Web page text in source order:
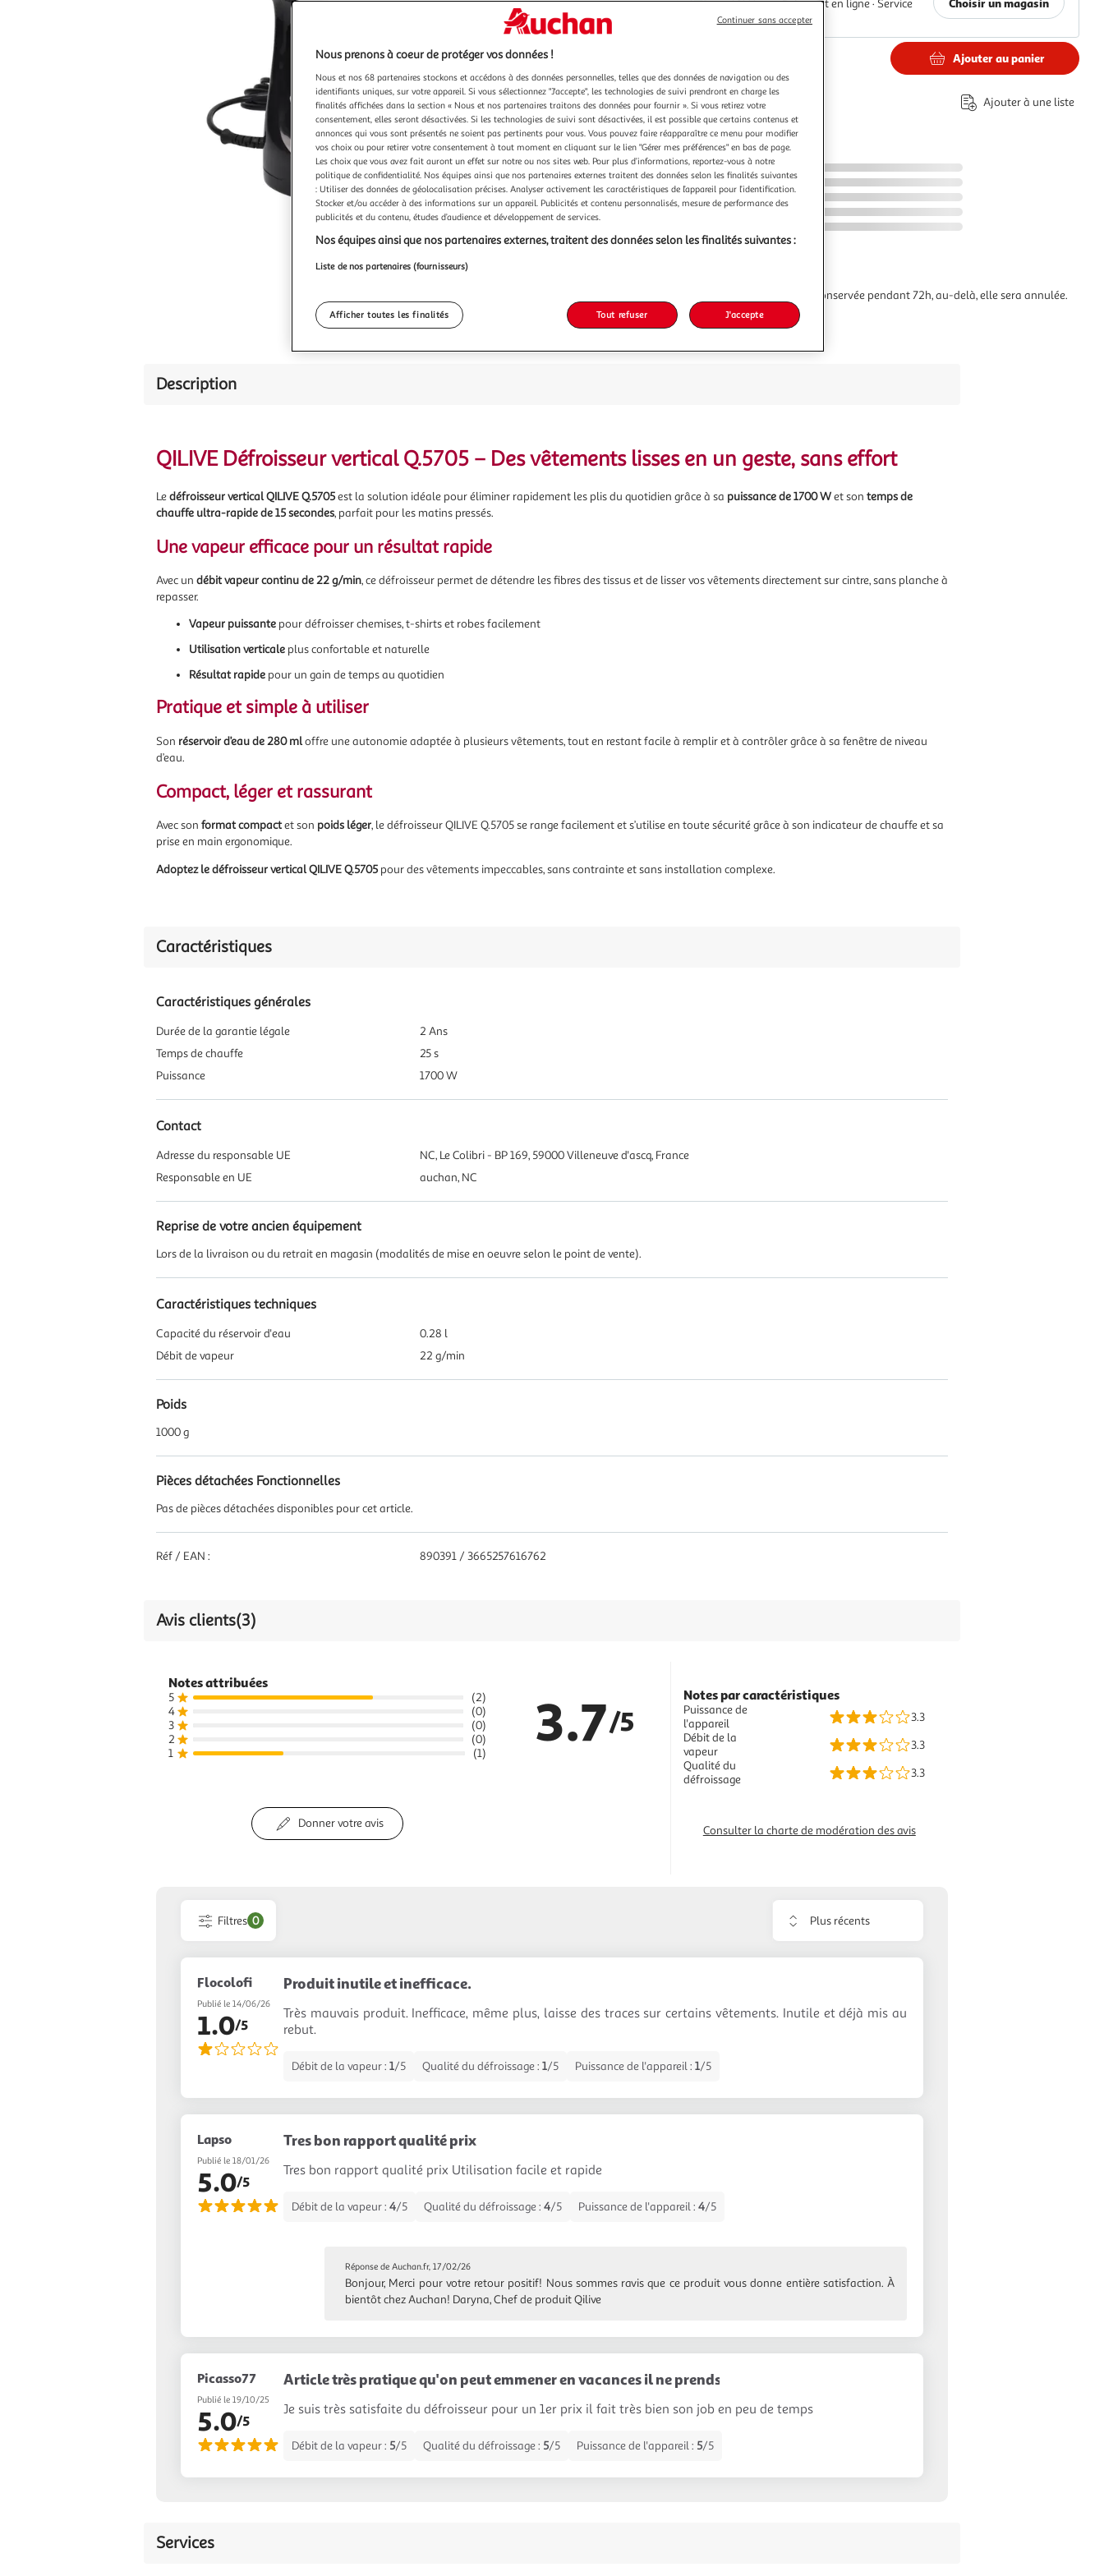
Paiement en ligne ·Service
offert
18,98€ / pce
dont 0,42€ d'éco-part.
Ajouter au panier
Ajouter à une liste
Votre commande sera conservée pendant 72h, au-delà, elle sera annulée.
Description
QILIVE Défroisseur vertical Q.5705 – Des vêtements lisses en un geste, sans effort
Ledéfroisseur vertical QILIVE Q.5705est la solution idéale pour éliminer rapidement les plis du quotidien grâce à sa puissance de 1700 Wet son temps de
chauffe ultra-rapide de 15 secondes, parfait pour les matins pressés.
Une vapeur efficace pour un résultat rapide
Avec un débit vapeur continu de 22 g/min, ce défroisseur permet de détendre les fibres des tissus et de lisser vos vêtements directement sur cintre, sans planche à
repasser.
Vapeur puissante pour défroisser chemises, t-shirts et robes facilement
Utilisation verticale plus confortable et naturelle
Résultat rapide pour un gain de temps au quotidien
Pratique et simple à utiliser
Son réservoir d’eau de 280 mloffre une autonomie adaptée à plusieurs vêtements, tout en restant facile à remplir et à contrôler grâce à sa fenêtre de niveau
d’eau.
Compact, léger et rassurant
Avec son format compactet son poids léger, le défroisseur QILIVE Q.5705 se range facilement et s’utilise en toute sécurité grâce à son indicateur de chauffe et sa
prise en main ergonomique.
Adoptez le défroisseur vertical QILIVE Q.5705 pour des vêtements impeccables, sans contrainte et sans installation complexe.
Caractéristiques
Caractéristiques générales
Durée de la garantie légale
2 Ans
Temps de chauffe
25 s
Puissance
1700 W
Contact
Adresse du responsable UE
NC, Le Colibri - BP 169, 59000 Villeneuve d'ascq, France
Responsable en UE
auchan, NC
Reprise de votre ancien équipement
Lors de la livraison ou du retrait en magasin (modalités de mise en oeuvre selon le point de vente).
Caractéristiques techniques
Capacité du réservoir d'eau
0.28 l
Débit de vapeur
22 g/min
Poids
1000 g
Pièces détachées Fonctionnelles
Pas de pièces détachées disponibles pour cet article.
Réf / EAN : 890391 / 3665257616762
Avis clients(3)
Notes attribuées
5
(2)
4
(0)
3
(0)
2
(0)
1
(1)
3.7/5
Donner votre avis
Notes par caractéristiques
Puissance de
l'appareil
3.3
Débit de la
vapeur
3.3
Qualité du
défroissage
3.3
Consulter la charte de modération des avis
Filtres 0
Trier
avis
Flocolofi
Publié le 14/06/26
1.0/5
Produit inutile et inefficace.
Très mauvais produit. Inefficace, même plus, laisse des traces sur certains vêtements. Inutile et déjà mis au
rebut.
Débit de la vapeur : 1/5 Qualité du défroissage : 1/5 Puissance de l'appareil : 1/5
Lapso
Publié le 18/01/26
5.0/5
Tres bon rapport qualité prix
Tres bon rapport qualité prix Utilisation facile et rapide
Débit de la vapeur : 4/5 Qualité du défroissage : 4/5 Puissance de l'appareil : 4/5
Réponse de Auchan.fr, 17/02/26
Bonjour, Merci pour votre retour positif! Nous sommes ravis que ce produit vous donne entière satisfaction. À
bientôt chez Auchan! Daryna, Chef de produit Qilive
Picasso77
Publié le 19/10/25
5.0/5
Article très pratique qu'on peut emmener en vacances il ne prends pas beaucoup de place
Je suis très satisfaite du défroisseur pour un 1er prix il fait très bien son job en peu de temps
Débit de la vapeur : 5/5 Qualité du défroissage : 5/5 Puissance de l'appareil : 5/5
Services
Nous prenons à coeur de protéger vos données !
Nous et nos 68 partenaires stockons et accédons à des données personnelles, telles que des données de navigation ou des
identifiants uniques, sur votre appareil. Si vous sélectionnez "J'accepte", les technologies de suivi prendront en charge les
finalités affichées dans la section « Nous et nos partenaires traitons des données pour fournir ». Si vous retirez votre
consentement, elles seront désactivées. Si les technologies de suivi sont désactivées, il est possible que certains contenus et
annonces qui vous sont présentés ne soient pas pertinents pour vous. Vous pouvez faire réapparaître ce menu pour modifier
vos choix ou pour retirer votre consentement à tout moment en cliquant sur le lien "Gérer mes préférences" en bas de page.
Les choix que vous avez fait auront un effet sur notre ou nos sites web. Pour plus d’informations, reportez-vous à notre
politique de confidentialité. Nos équipes ainsi que nos partenaires externes traitent des données selon les finalités suivantes
: Utiliser des données de géolocalisation précises. Analyser activement les caractéristiques de l’appareil pour l’identification.
Stocker et/ou accéder à des informations sur un appareil. Publicités et contenu personnalisés, mesure de performance des
publicités et du contenu, études d’audience et développement de services.
Nos équipes ainsi que nos partenaires externes, traitent des données selon les finalités suivantes :
Liste de nos partenaires (fournisseurs)
Afficher toutes les finalités Tout refuser J'accepte
Continuer sans accepter